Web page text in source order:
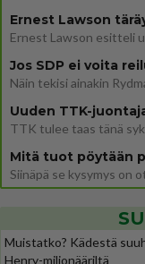
Mitä tuot pöytään
Muistatko? Kädestä
Henry-miljonääriltä